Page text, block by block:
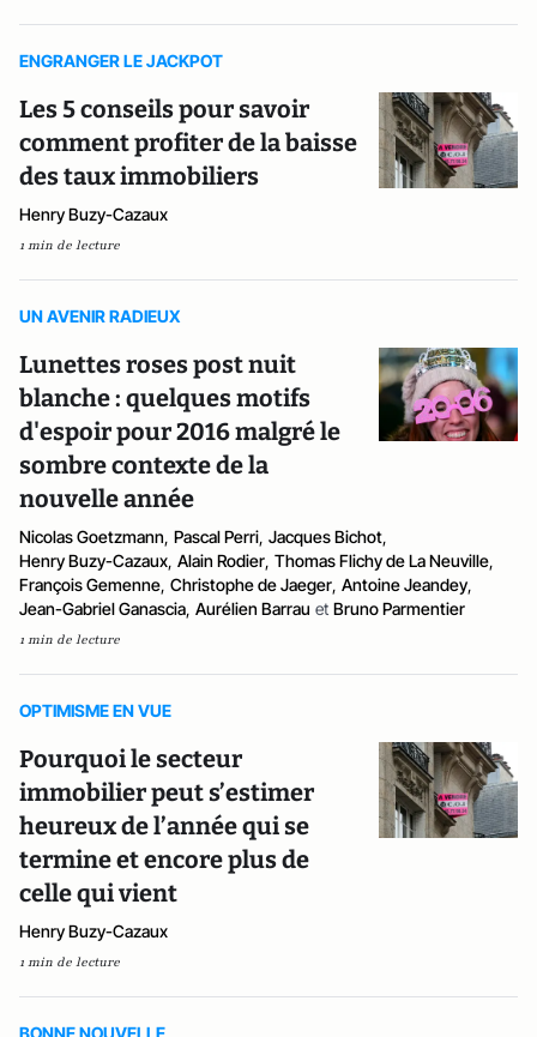
ENGRANGER LE JACKPOT
Les 5 conseils pour savoir
comment profiter de la baisse
des taux immobiliers
Henry Buzy-Cazaux
1 min de lecture
UN AVENIR RADIEUX
Lunettes roses post nuit
blanche : quelques motifs
d'espoir pour 2016 malgré le
sombre contexte de la
nouvelle année
Nicolas Goetzmann, Pascal Perri, Jacques Bichot,
Henry Buzy-Cazaux, Alain Rodier, Thomas Flichy de La Neuville,
François Gemenne, Christophe de Jaeger, Antoine Jeandey,
Jean-Gabriel Ganascia, Aurélien Barrau et Bruno Parmentier
1 min de lecture
OPTIMISME EN VUE
Pourquoi le secteur
immobilier peut s’estimer
heureux de l’année qui se
termine et encore plus de
celle qui vient
Henry Buzy-Cazaux
1 min de lecture
BONNE NOUVELLE